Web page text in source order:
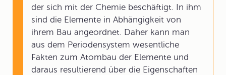
der sich mit der Chemie beschäftigt. In ihm
sind die Elemente in Abhängigkeit von
ihrem Bau angeordnet. Daher kann man
aus dem Periodensystem wesentliche
Fakten zum Atombau der Elemente und
daraus resultierend über die Eigenschaften